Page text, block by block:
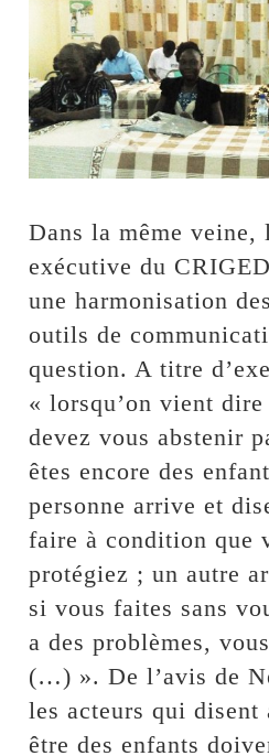
Dans la même veine,
exécutive du
une harmonisation
outils de
question. A titre
« lorsqu’on vient
devez vous abstenir
êtes encore des
personne arrive et
faire à condition que
protégiez ; un autre
si vous faites sans
a des problèmes,
(…) ». De l’avis de
les acteurs qui
être des enfants